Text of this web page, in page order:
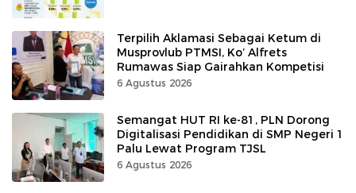
Terpilih Aklamasi Sebagai Ketum di
Musprovlub PTMSI, Ko’ Alfrets
Rumawas Siap Gairahkan Kompetisi
6 Agustus 2026
Semangat HUT RI ke-81, PLN Dorong
Digitalisasi Pendidikan di SMP Negeri 1
Palu Lewat Program TJSL
6 Agustus 2026